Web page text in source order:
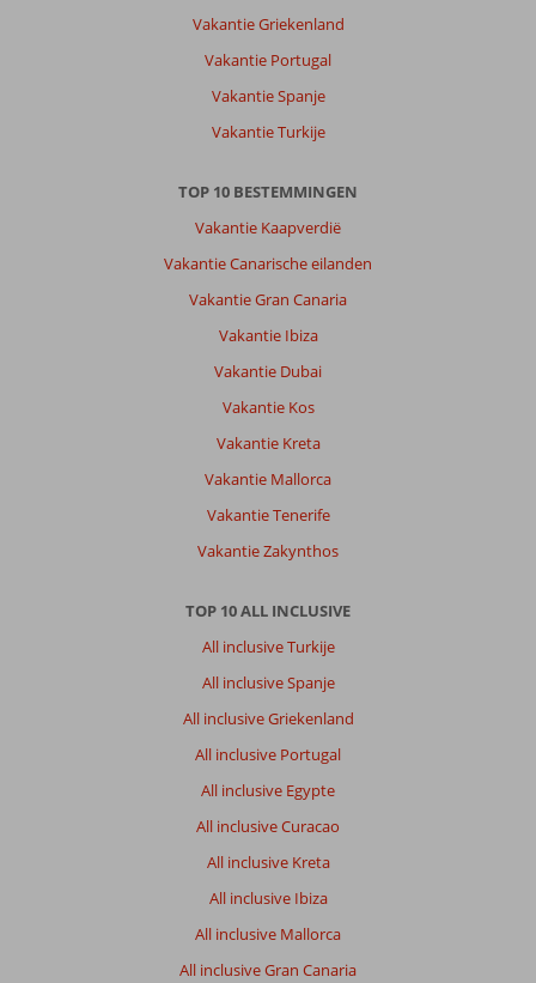
Vakantie Griekenland
Vakantie Portugal
Vakantie Spanje
Vakantie Turkije
TOP 10 BESTEMMINGEN
Vakantie Kaapverdië
Vakantie Canarische eilanden
Vakantie Gran Canaria
Vakantie Ibiza
Vakantie Dubai
Vakantie Kos
Vakantie Kreta
Vakantie Mallorca
Vakantie Tenerife
Vakantie Zakynthos
TOP 10 ALL INCLUSIVE
All inclusive Turkije
All inclusive Spanje
All inclusive Griekenland
All inclusive Portugal
All inclusive Egypte
All inclusive Curacao
All inclusive Kreta
All inclusive Ibiza
All inclusive Mallorca
All inclusive Gran Canaria